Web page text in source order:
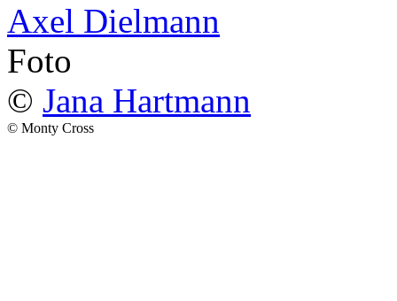
Axel Dielmann
Foto
© Jana Hartmann
© Monty Cross